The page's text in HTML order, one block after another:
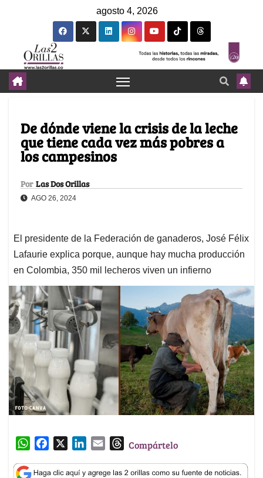
agosto 4, 2026
De dónde viene la crisis de la leche
que tiene cada vez más pobres a
los campesinos
Por Las Dos Orillas
AGO 26, 2024
El presidente de la Federación de ganaderos, José Félix
Lafaurie explica porque, aunque hay mucha producción
en Colombia, 350 mil lecheros viven un infierno
W
a
c
n
a
T
r
Compártelo